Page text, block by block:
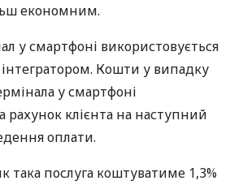
економним.
у смартфоні використовується
Кошти у випадку
у смартфоні
рахунок клієнта на наступний
оплати.
така послуга коштуватиме 1,3%